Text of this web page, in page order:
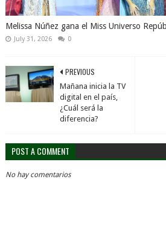
Melissa Núñez gana el Miss Universo
July 31, 2026 0
PREVIOUS
Mañana inicia la TV
digital en el país,
¿Cuál será la
diferencia?
POST A COMMENT
No hay comentarios